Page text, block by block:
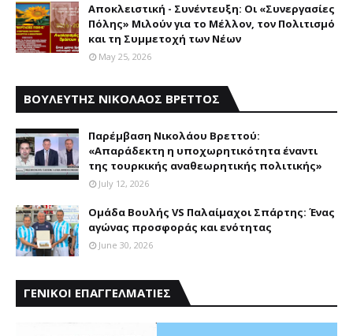
Αποκλειστική - Συνέντευξη: Οι «Συνεργασίες
Πόλης» Μιλούν για το Μέλλον, τον Πολιτισμό
και τη Συμμετοχή των Νέων
May 25, 2026
ΒΟΥΛΕΥΤΗΣ ΝΙΚΟΛΑΟΣ ΒΡΕΤΤΟΣ
Παρέμβαση Nικολάου Bρεττού:
«Aπαράδεκτη η υποχωρητικότητα έναντι
της τουρκικής αναθεωρητικής πολιτικής»
July 12, 2026
Ομάδα Βουλής VS Παλαίμαχοι Σπάρτης: Ένας
αγώνας προσφοράς και ενότητας
June 30, 2026
ΓΕΝΙΚΟΙ ΕΠΑΓΓΕΛΜΑΤΙΕΣ